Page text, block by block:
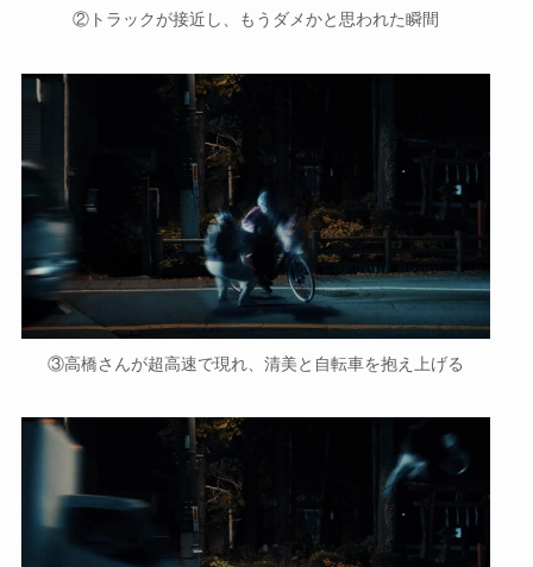
②トラックが接近し、もうダメかと思われた瞬間
③高橋さんが超高速で現れ、清美と自転車を抱え上げる